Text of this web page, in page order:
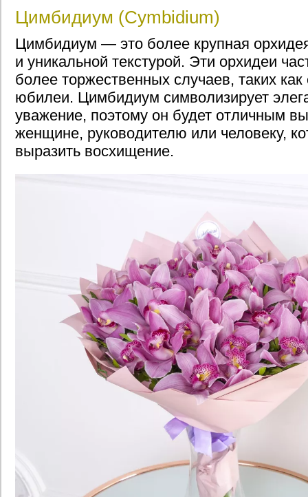
Цимбидиум (Cymbidium)
Цимбидиум — это более крупная
и уникальной текстурой. Эти орхидеи
более торжественных случаев, таких
юбилеи. Цимбидиум символизирует
уважение, поэтому он будет отличным
женщине, руководителю или человеку,
выразить восхищение.